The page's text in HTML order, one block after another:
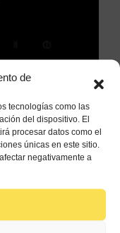
de
tecnologías como las
del dispositivo. El
procesar datos como el
únicas en este sitio.
negativamente a
Allerlei como
como